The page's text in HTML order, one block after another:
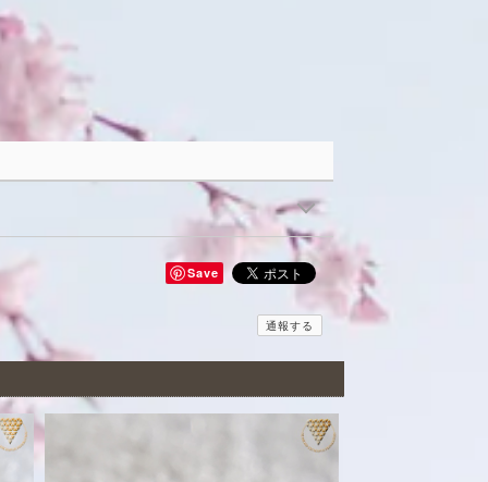
Save
通報する